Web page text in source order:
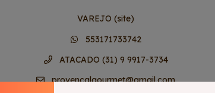
VAREJO (site)
553171733742
ATACADO (31) 9 9917-3734
provencalgourmet@gmail.com